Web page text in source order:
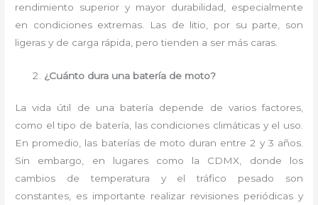
rendimiento superior y mayor durabilidad, especialmente
en condiciones extremas. Las de litio, por su parte, son
ligeras y de carga rápida, pero tienden a ser más caras.
¿Cuánto dura una batería de moto?
La vida útil de una batería depende de varios factores,
como el tipo de batería, las condiciones climáticas y el uso.
En promedio, las baterías de moto duran entre 2 y 3 años.
Sin embargo, en lugares como la CDMX, donde los
cambios de temperatura y el tráfico pesado son
constantes, es importante realizar revisiones periódicas y